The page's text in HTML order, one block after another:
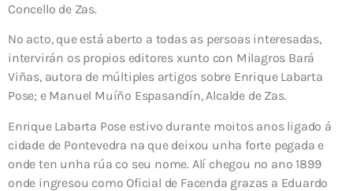
Concello de Zas.
No acto, que está aberto a todas as persoas interesadas,
intervirán os propios editores xunto con Milagros Bará
Viñas, autora de múltiples artigos sobre Enrique Labarta
Pose; e Manuel Muíño Espasandín, Alcalde de Zas.
Enrique Labarta Pose estivo durante moitos anos ligado á
cidade de Pontevedra na que deixou unha forte pegada e
onde ten unha rúa co seu nome. Alí chegou no ano 1899
onde ingresou como Oficial de Facenda grazas a Eduardo